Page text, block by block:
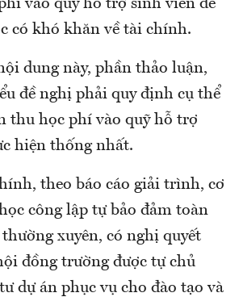
vào quỹ hỗ trợ sinh viên để
có khó khăn về tài chính.
dung này, phần thảo luận,
đề nghị phải quy định cụ thể
thu học phí vào quỹ hỗ trợ
hiện thống nhất.
theo báo cáo giải trình, cơ
công lập tự bảo đảm toàn
xuyên, có nghị quyết
đồng trường được tự chủ
dự án phục vụ cho đào tạo và